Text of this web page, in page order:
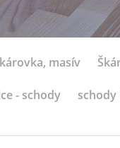
masív
- schody schody